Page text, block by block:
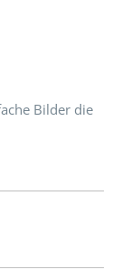
Bilder die